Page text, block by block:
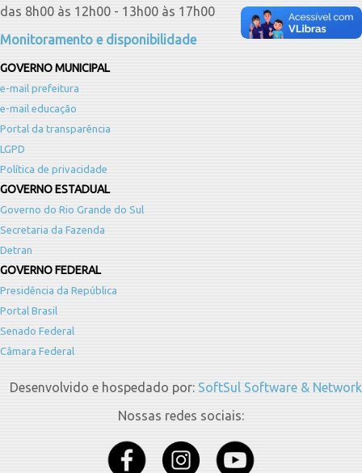
das 8h00 às 12h00 - 13h00 às 17h00
Monitoramento e disponibilidade
GOVERNO MUNICIPAL
e-mail prefeitura
e-mail educação
Portal da transparência
LGPD
Política de privacidade
GOVERNO ESTADUAL
Governo do Rio Grande do Sul
Secretaria da Fazenda
Detran
GOVERNO FEDERAL
Presidência da República
Portal Brasil
Senado Federal
Câmara Federal
Desenvolvido e hospedado por: SoftSul Software & Network
Nossas redes sociais: